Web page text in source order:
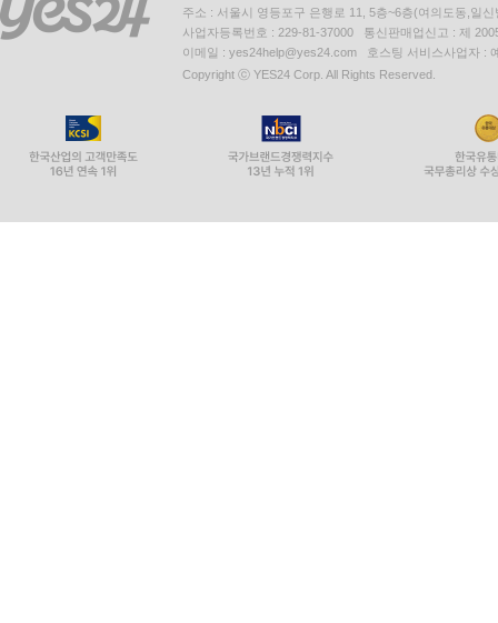
주소 : 서울시 영등포구 은행로 11, 5층~6층(여의도동,일신
사업자등록번호 : 229-81-37000 통신판매업신고 : 제
이메일 : yes24help@yes24.com 호스팅 서비스사업자 :
Copyright ⓒ YES24 Corp. All Rights Reserved.